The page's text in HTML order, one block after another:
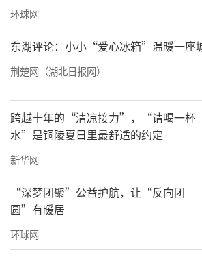
这里是著名的“百年足球之乡”
爱踢球。娜甫介绍，美团乡村
前，因水泥场地条件有限，老师
几个孩子运动。“新操场有减震
的功能，现在可以几个班的孩
多孩子爱上了踢球。”
公益力量也在持续关注操场上的
山援疆工作组的支持下，美团
萨克村的孩子们发出邀请，欢迎
来到江苏昆山，体验昆山非遗
场球童参与苏超联赛。
环球网
东湖评论：小小“爱心冰箱”温暖一座
荆楚网（湖北日报网）
跨越十年的“清凉接力”，“请喝一杯
水”是铜陵夏日里最舒适的约定
新华网
“深梦团聚”公益护航，让“反向团
圆”有暖居
环球网